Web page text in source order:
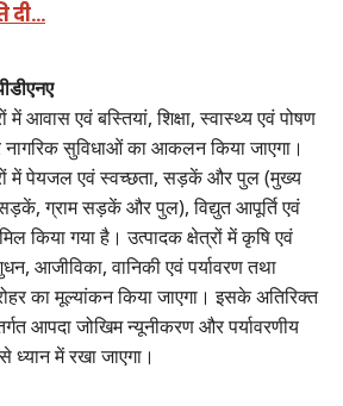
दी…
में आवास एवं बस्तियां, शिक्षा, स्वास्थ्य एवं पोषण
सुविधाओं का आकलन किया जाएगा।
में पेयजल एवं स्वच्छता, सड़कें और पुल (मुख्य
ग्राम सड़कें और पुल), विद्युत आपूर्ति एवं
किया गया है। उत्पादक क्षेत्रों में कृषि एवं
आजीविका, वानिकी एवं पर्यावरण तथा
का मूल्यांकन किया जाएगा। इसके अतिरिक्त
आपदा जोखिम न्यूनीकरण और पर्यावरणीय
में रखा जाएगा।